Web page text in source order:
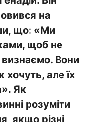
на
що: «Ми
щоб не
Вони
але їх
Як
розуміти
якщо різні